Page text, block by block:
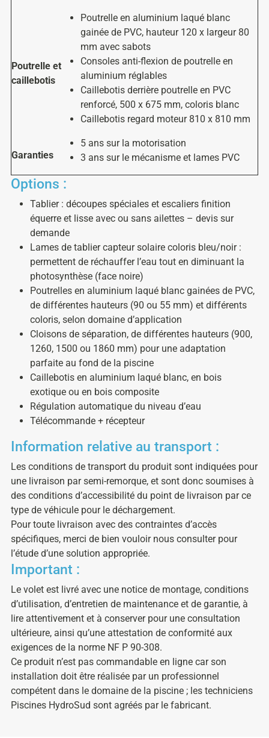
Poutrelle et
caillebotis
Poutrelle en aluminium laqué blanc
gainée de PVC, hauteur 120 x largeur 80
mm avec sabots
Consoles anti-flexion de poutrelle en
aluminium réglables
Caillebotis derrière poutrelle en PVC
renforcé, 500 x 675 mm, coloris blanc
Caillebotis regard moteur 810 x 810 mm
Garanties
5 ans sur la motorisation
3 ans sur le mécanisme et lames PVC
Options :
Tablier : découpes spéciales et escaliers finition
équerre et lisse avec ou sans ailettes – devis sur
demande
Lames de tablier capteur solaire coloris bleu/noir :
permettent de réchauffer l’eau tout en diminuant la
photosynthèse (face noire)
Poutrelles en aluminium laqué blanc gainées de PVC,
de différentes hauteurs (90 ou 55 mm) et différents
coloris, selon domaine d’application
Cloisons de séparation, de différentes hauteurs (900,
1260, 1500 ou 1860 mm) pour une adaptation
parfaite au fond de la piscine
Caillebotis en aluminium laqué blanc, en bois
exotique ou en bois composite
Régulation automatique du niveau d’eau
Télécommande + récepteur
Information relative au transport :
Les conditions de transport du produit sont indiquées pour
une livraison par semi-remorque, et sont donc soumises à
des conditions d’accessibilité du point de livraison par ce
type de véhicule pour le déchargement.
Pour toute livraison avec des contraintes d’accès
spécifiques, merci de bien vouloir nous consulter pour
l’étude d’une solution appropriée.
Important :
Le volet est livré avec une notice de montage, conditions
d’utilisation, d’entretien de maintenance et de garantie, à
lire attentivement et à conserver pour une consultation
ultérieure, ainsi qu’une attestation de conformité aux
exigences de la norme NF P 90-308.
Ce produit n’est pas commandable en ligne car son
installation doit être réalisée par un professionnel
compétent dans le domaine de la piscine ; les techniciens
Piscines HydroSud sont agréés par le fabricant.